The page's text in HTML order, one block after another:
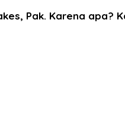
Pak. Karena apa?